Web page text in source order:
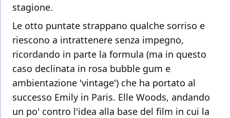
stagione.
Le otto puntate strappano qualche sorriso e
riescono a intrattenere senza impegno,
ricordando in parte la formula (ma in questo
caso declinata in rosa bubble gum e
ambientazione 'vintage') che ha portato al
successo Emily in Paris. Elle Woods, andando
un po' contro l'idea alla base del film in cui la